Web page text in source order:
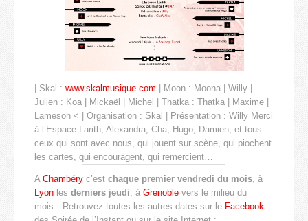
| Skal : www.skalmusique.com | Moon : Moona | Willy |
Julien : Koa | Mickaël | Michel | Thatka : Thatka | Maxime |
Lameson < | Organisation : Skal | Présentation : Willy Merci
à l’Espace Larith, Alexandra, Cha, Hugo, Damien, et tous
ceux qui sont avec nous, qui jouent sur scène, qui piochent
les cartes, qui encouragent, qui remercient…
A Chambéry c’est chaque premier vendredi du mois, à
Lyon les derniers jeudi, à Grenoble vers le milieu du
mois…Retrouvez toutes les autres dates sur le Facebook